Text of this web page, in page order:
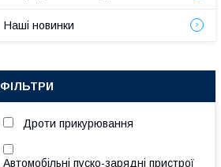
Наші новинки
ФІЛЬТРИ
Дроти прикурювання
Автомобільні пуско-зарядні пристрої